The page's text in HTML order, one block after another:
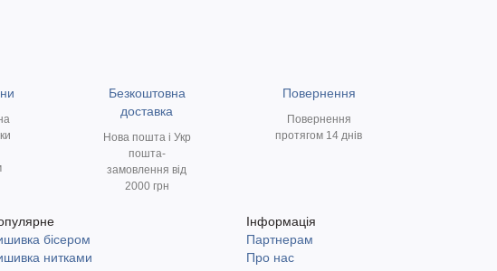
Безкоштовна
доставка
Нова пошта і Укр
пошта-
замовлення від
2000 грн
Повернення
Повернення
протягом 14 днів
бісером
нитками
Інформація
Партнерам
Про нас